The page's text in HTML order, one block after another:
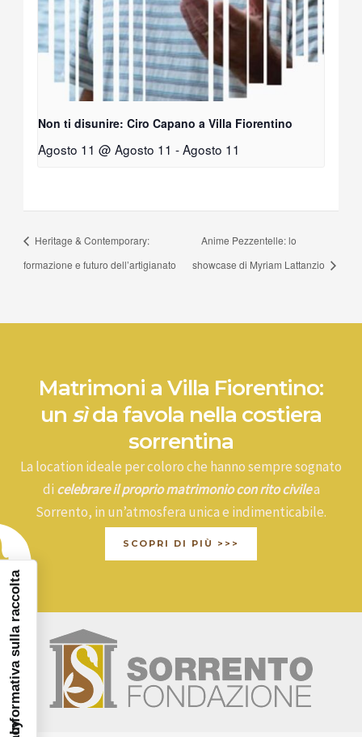
Non ti disunire: Ciro Capano a Villa Fiorentino
Agosto 11 @ Agosto 11 -Agosto 11
Heritage & Contemporary:
formazione e futuro dell’artigianato
Anime Pezzentelle: lo
showcase di Myriam Lattanzio
Matrimoni a Villa Fiorentino:
un sìda favola nella costiera
sorrentina
La location ideale per coloro che hanno sempre sognato
di celebrare il proprio matrimonio con rito civilea
Sorrento, in un’atmosfera unica e indimenticabile.
SCOPRI DI PIÙ >>>
Informativa sulla raccolta